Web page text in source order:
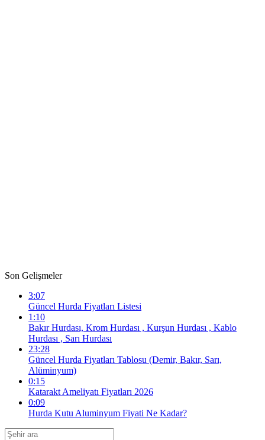
Son Gelişmeler
3:07
Güncel Hurda Fiyatları Listesi
1:10
Bakır Hurdası, Krom Hurdası , Kurşun Hurdası , Kablo
Hurdası , Sarı Hurdası
23:28
Güncel Hurda Fiyatları Tablosu (Demir, Bakır, Sarı,
Alüminyum)
0:15
Katarakt Ameliyatı Fiyatları 2026
0:09
Hurda Kutu Aluminyum Fiyati Ne Kadar?